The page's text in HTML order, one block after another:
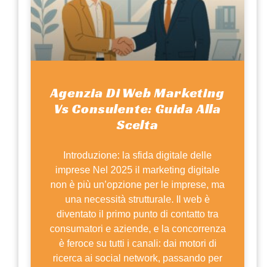
Agenzia Di Web Marketing
Vs Consulente: Guida Alla
Scelta
Introduzione: la sfida digitale delle
imprese Nel 2025 il marketing digitale
non è più un’opzione per le imprese, ma
una necessità strutturale. Il web è
diventato il primo punto di contatto tra
consumatori e aziende, e la concorrenza
è feroce su tutti i canali: dai motori di
ricerca ai social network, passando per